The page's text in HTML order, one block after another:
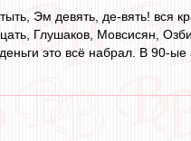
Эм девять, де-вять! вся
Глушаков, Мовсисян,
это всё набрал. В 90-